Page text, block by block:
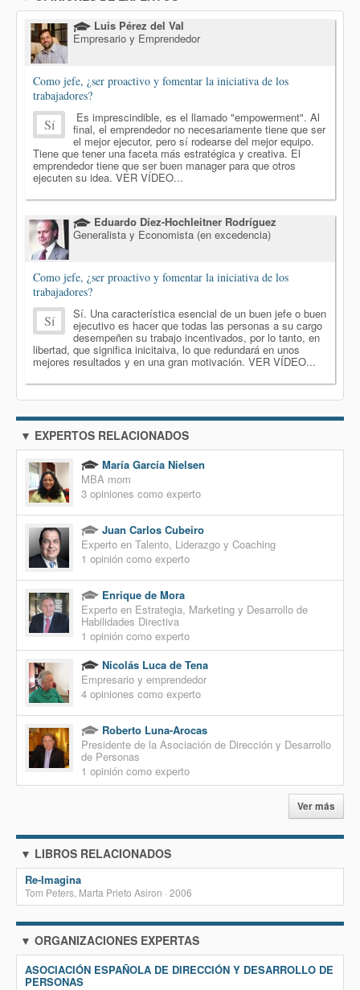
Luis Pérez del Val
Empresario y Emprendedor
Como jefe, ¿ser proactivo y fomentar la iniciativa de los
trabajadores?
Sí Es imprescindible, es el llamado "empowerment". Al
final, el emprendedor no necesariamente tiene que ser
el mejor ejecutor, pero sí rodearse del mejor equipo.
Tiene que tener una faceta más estratégica y creativa. El
emprendedor tiene que ser buen manager para que otros
ejecuten su idea. VER VÍDEO...
Eduardo Díez-Hochleitner Rodríguez
Generalista y Economista (en excedencia)
Como jefe, ¿ser proactivo y fomentar la iniciativa de los
trabajadores?
Sí Sí. Una característica esencial de un buen jefe o buen
ejecutivo es hacer que todas las personas a su cargo
desempeñen su trabajo incentivados, por lo tanto, en
libertad, que significa inicitaiva, lo que redundará en unos
mejores resultados y en una gran motivación. VER VÍDEO...
▼ EXPERTOS RELACIONADOS
María García Nielsen
MBA mom
3 opiniones como experto
Juan Carlos Cubeiro
Experto en Talento, Liderazgo y Coaching
1 opinión como experto
Enrique de Mora
Experto en Estrategia, Marketing y Desarrollo de
Habilidades Directiva
1 opinión como experto
Nicolás Luca de Tena
Empresario y emprendedor
4 opiniones como experto
Roberto Luna-Arocas
Presidente de la Asociación de Dirección y Desarrollo
de Personas
1 opinión como experto
Ver más
▼ LIBROS RELACIONADOS
Re-Imagina
Tom Peters, Marta Prieto Asiron · 2006
▼ ORGANIZACIONES EXPERTAS
ASOCIACIÓN ESPAÑOLA DE DIRECCIÓN Y DESARROLLO DE
PERSONAS